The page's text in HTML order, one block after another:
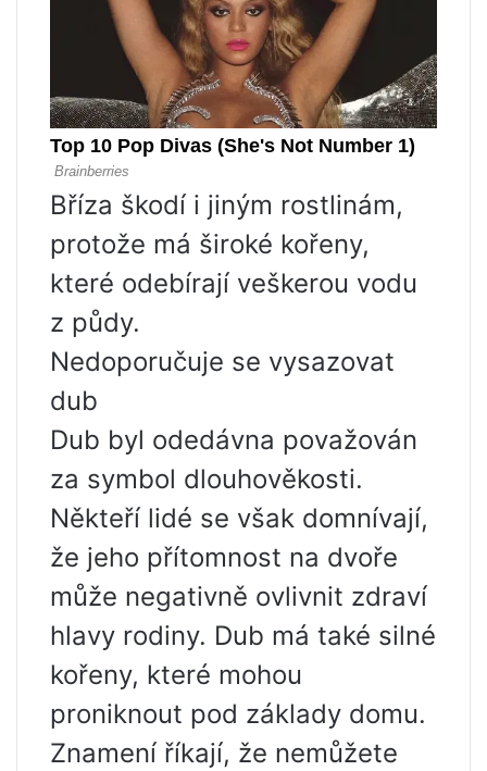
Bříza škodí i jiným rostlinám,
protože má široké kořeny,
které odebírají veškerou vodu
z půdy.
Nedoporučuje se vysazovat
dub
Dub byl odedávna považován
za symbol dlouhověkosti.
Někteří lidé se však domnívají,
že jeho přítomnost na dvoře
může negativně ovlivnit zdraví
hlavy rodiny. Dub má také silné
kořeny, které mohou
proniknout pod základy domu.
Znamení říkají, že nemůžete